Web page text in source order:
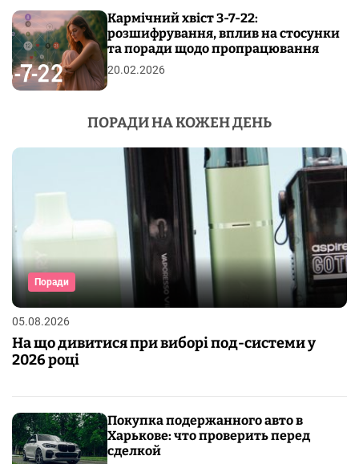
Кармічний хвіст 3-7-22:
розшифрування, вплив на стосунки
та поради щодо пропрацювання
20.02.2026
ПОРАДИ НА КОЖЕН ДЕНЬ
Поради
05.08.2026
На що дивитися при виборі под-системи у
2026 році
Покупка подержанного авто в
Харькове: что проверить перед
сделкой